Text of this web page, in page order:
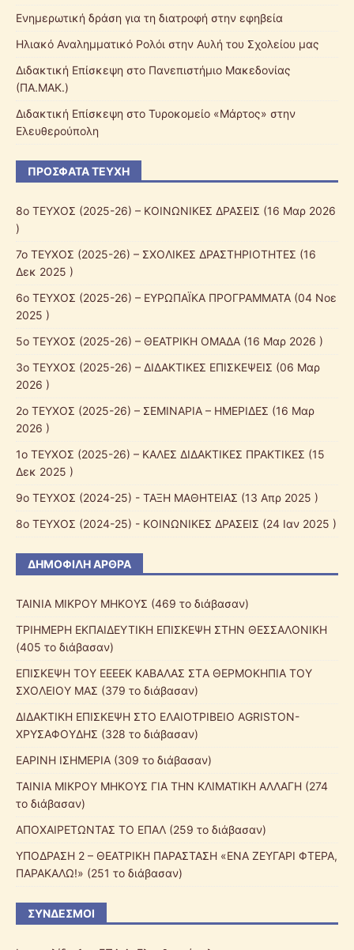
Ενημερωτική δράση για τη διατροφή στην εφηβεία
Ηλιακό Αναλημματικό Ρολόι στην Αυλή του Σχολείου μας
Διδακτική Επίσκεψη στο Πανεπιστήμιο Μακεδονίας
(ΠΑ.ΜΑΚ.)
Διδακτική Επίσκεψη στο Τυροκομείο «Μάρτος» στην
Ελευθερούπολη
ΠΡΌΣΦΑΤΑ ΤΕΎΧΗ
8ο ΤΕΥΧΟΣ (2025-26) – ΚΟΙΝΩΝΙΚΕΣ ΔΡΑΣΕΙΣ (16 Μαρ 2026
)
7ο ΤΕΥΧΟΣ (2025-26) – ΣΧΟΛΙΚΕΣ ΔΡΑΣΤΗΡΙΟΤΗΤΕΣ (16
Δεκ 2025 )
6ο ΤΕΥΧΟΣ (2025-26) – ΕΥΡΩΠΑΪΚΑ ΠΡΟΓΡΑΜΜΑΤΑ (04 Νοε
2025 )
5ο ΤΕΥΧΟΣ (2025-26) – ΘΕΑΤΡΙΚΗ ΟΜΑΔΑ (16 Μαρ 2026 )
3ο ΤΕΥΧΟΣ (2025-26) – ΔΙΔΑΚΤΙΚΕΣ ΕΠΙΣΚΕΨΕΙΣ (06 Μαρ
2026 )
2ο ΤΕΥΧΟΣ (2025-26) – ΣΕΜΙΝΑΡΙΑ – ΗΜΕΡΙΔΕΣ (16 Μαρ
2026 )
1ο ΤΕΥΧΟΣ (2025-26) – ΚΑΛΕΣ ΔΙΔΑΚΤΙΚΕΣ ΠΡΑΚΤΙΚΕΣ (15
Δεκ 2025 )
9ο ΤΕΥΧΟΣ (2024-25) - ΤΑΞΗ ΜΑΘΗΤΕΙΑΣ (13 Απρ 2025 )
8ο ΤΕΥΧΟΣ (2024-25) - ΚΟΙΝΩΝΙΚΕΣ ΔΡΑΣΕΙΣ (24 Ιαν 2025 )
ΔΗΜΟΦΙΛΉ ΆΡΘΡΑ
ΤΑΙΝΙΑ ΜΙΚΡΟΥ ΜΗΚΟΥΣ (469 το διάβασαν)
ΤΡΙΗΜΕΡΗ ΕΚΠΑΙΔΕΥΤΙΚΗ ΕΠΙΣΚΕΨΗ ΣΤΗΝ ΘΕΣΣΑΛΟΝΙΚΗ
(405 το διάβασαν)
ΕΠΙΣΚΕΨΗ ΤΟΥ ΕΕEΕΚ ΚΑΒΑΛΑΣ ΣTΑ ΘΕΡΜΟΚΗΠΙΑ ΤΟΥ
ΣΧΟΛΕΙΟΥ ΜΑΣ (379 το διάβασαν)
ΔΙΔΑΚΤΙΚΗ ΕΠΙΣΚΕΨΗ ΣΤΟ ΕΛΑΙΟΤΡΙΒΕΙΟ AGRISTON-
ΧΡΥΣΑΦΟΥΔΗΣ (328 το διάβασαν)
ΕΑΡΙΝΗ ΙΣΗΜΕΡΙΑ (309 το διάβασαν)
ΤΑΙΝΙΑ ΜΙΚΡΟΥ ΜΗΚΟΥΣ ΓΙΑ ΤΗΝ ΚΛΙΜΑΤΙΚΗ ΑΛΛΑΓΗ (274
το διάβασαν)
ΑΠΟΧΑΙΡΕΤΩΝΤΑΣ ΤΟ ΕΠΑΛ (259 το διάβασαν)
ΥΠΟΔΡΑΣΗ 2 – ΘΕΑΤΡΙΚΗ ΠΑΡΑΣΤΑΣΗ «ΕΝΑ ΖΕΥΓΑΡΙ ΦΤΕΡΑ,
ΠΑΡΑΚΑΛΩ!» (251 το διάβασαν)
ΣΎΝΔΕΣΜΟΙ